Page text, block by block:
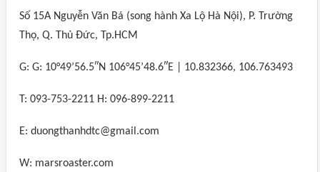
Số 15A Nguyễn Văn Bá (song hành Xa Lộ Hà Nội), P. Trường
Thọ, Q. Thủ Đức, Tp.HCM
G: G: 10°49’56.5″N 106°45’48.6″E | 10.832366, 106.763493
T: 093-753-2211 H: 096-899-2211
E: duongthanhdtc@gmail.com
W: marsroaster.com